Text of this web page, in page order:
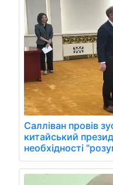
Салліван провів
китайський
необхідності